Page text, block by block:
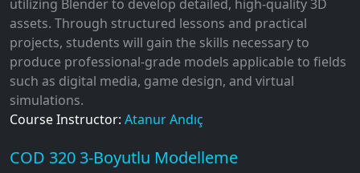
utilizing Blender to develop detailed, high-quality 3D
assets. Through structured lessons and practical
projects, students will gain the skills necessary to
produce professional-grade models applicable to fields
such as digital media, game design, and virtual
simulations.
Course Instructor: Atanur Andıç
COD 320 3-Boyutlu Modelleme